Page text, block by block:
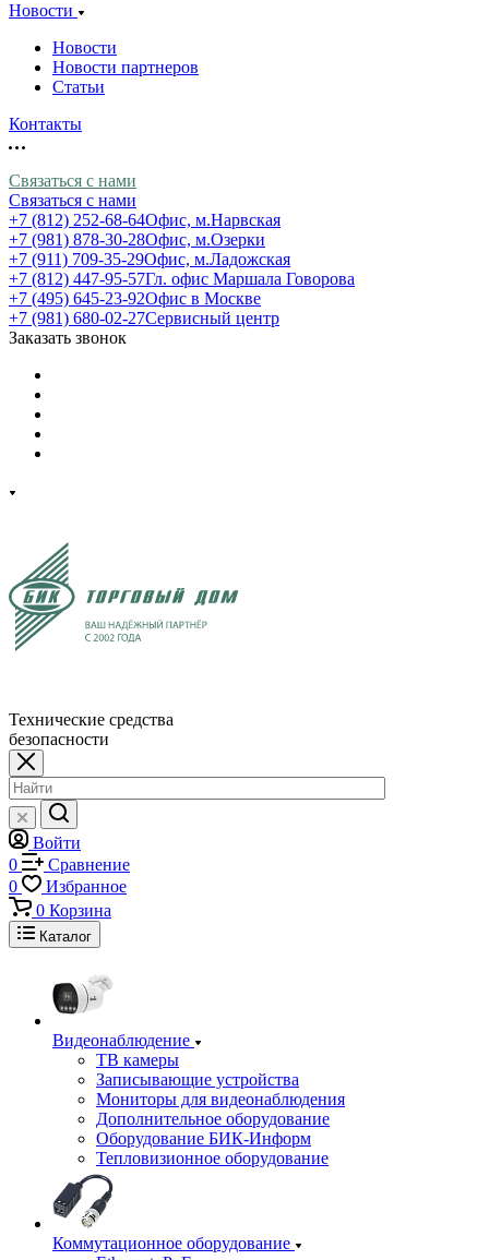
Новости
Новости
Новости партнеров
Статьи
Контакты
Связаться с нами
Связаться с нами
+7 (812) 252-68-64Офис, м.Нарвская
+7 (981) 878-30-28Офис, м.Озерки
+7 (911) 709-35-29Офис, м.Ладожская
+7 (812) 447-95-57Гл. офис Маршала Говорова
+7 (495) 645-23-92Офис в Москве
+7 (981) 680-02-27Сервисный центр
Заказать звонок
Технические средства
безопасности
Войти
0
Сравнение
0
Избранное
0 Корзина
Каталог
Видеонаблюдение
ТВ камеры
Записывающие устройства
Мониторы для видеонаблюдения
Дополнительное оборудование
Оборудование БИК-Информ
Тепловизионное оборудование
Коммутационное оборудование